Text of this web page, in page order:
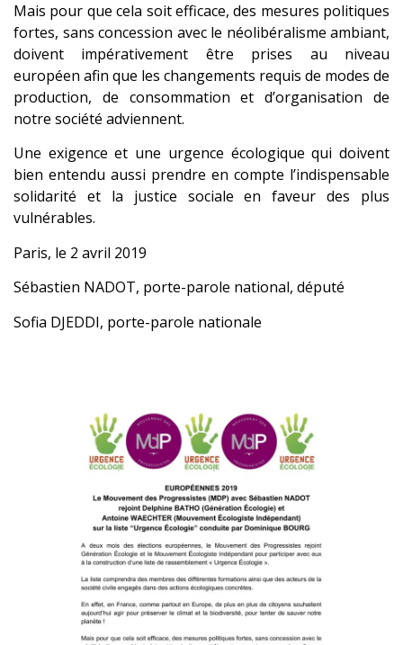
Mais pour que cela soit efficace, des mesures politiques
fortes, sans concession avec le néolibéralisme ambiant,
doivent impérativement être prises au niveau
européen afin que les changements requis de modes de
production, de consommation et d’organisation de
notre société adviennent.
Une exigence et une urgence écologique qui doivent
bien entendu aussi prendre en compte l’indispensable
solidarité et la justice sociale en faveur des plus
vulnérables.
Paris, le 2 avril 2019
Sébastien NADOT, porte-parole national, député
Sofia DJEDDI, porte-parole nationale